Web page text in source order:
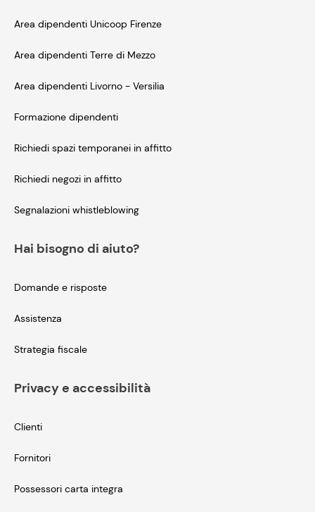
Area dipendenti Unicoop Firenze
Area dipendenti Terre di Mezzo
Area dipendenti Livorno - Versilia
Formazione dipendenti
Richiedi spazi temporanei in affitto
Richiedi negozi in affitto
Segnalazioni whistleblowing
Hai bisogno di aiuto?
Domande e risposte
Assistenza
Strategia fiscale
Privacy e accessibilità
Clienti
Fornitori
Possessori carta integra